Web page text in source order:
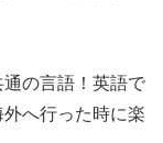
の言語！英語で
へ行った時に楽